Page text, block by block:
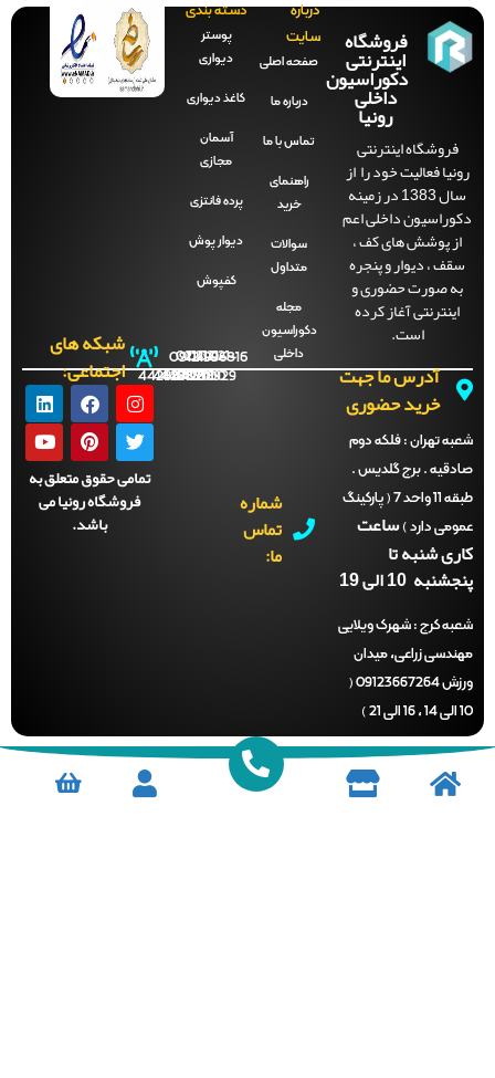
فروشگاه
اینترنتی
دکوراسیون
داخلی
رونیا
فروشگاه اینترنتی
فعالیت خود را از
سال 1383 در زمینه
داخلی اعم
پوشش های کف ،
، دیوار و پنجره
صورت حضوری و
آغاز کرده
درباره
سایت
صفحه‌ اصلی
درباره ما
تماس با ما
راهنمای
دکوراسیون
دسته بندی
دیواری
کاغذ دیواری
آسمان
پرده فانتزی
دیوار پوش
کفپوش
آدرس ما جهت
خرید حضوری
تهران :فلکه دوم
. برج گلدیس .
طبقه 11 واحد 7 ( پارکینگ
دارد )ساعت
شنبه تا
10 الی 19
کرج :شهرک ویلایی
زراعی، میدان
ورزش 09123667264 (
شماره
تماس
09121996816
021-
44288929
021-
44288700
021-
44288701
021-
44288702
شبکه های
اجتماعی:
تمامی حقوق متعلق به
فروشگاه رونیا می